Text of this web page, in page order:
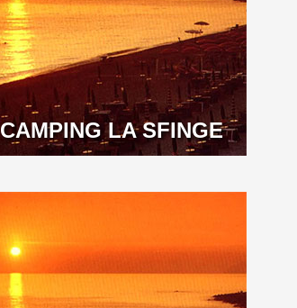
CAMPING LA SFINGE